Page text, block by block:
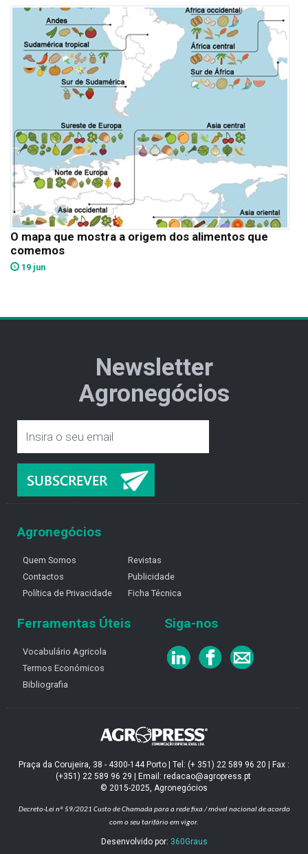
O mapa que mostra a origem dos alimentos que
comemos
19 jun
Newsletter
Agronegócios
Agronegócios
Quem Somos
Contactos
Política de Privacidade
Revistas
Publicidade
Ficha Técnica
Ferramentas Úteis
Vocabulário Agricola
Termos Económicos
Bibliografia
Siga-nos
Praça da Corujeira, 38 - 4300-144 Porto | Tel: (+ 351) 22 589 96 20 | Fax :
(+351) 22 589 96 29 | Email: redacao@agropress.pt
© 2015-2025, Agronegócios
Decreto-Lei nº 59/2021 Custo de Chamada para a rede fixa / móvel nacional de acordo
com o seu tarifário em vigor.
Desenvolvido por: 360Graus